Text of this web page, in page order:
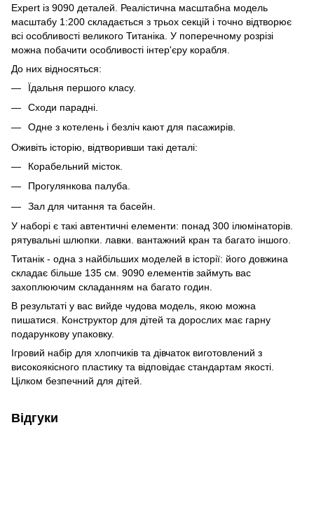
Expert із 9090 деталей. Реалістична масштабна модель
масштабу 1:200 складається з трьох секцій і точно відтворює
всі особливості великого Титаніка. У поперечному розрізі
можна побачити особливості інтер'єру корабля.
До них відносяться:
Їдальня першого класу.
Сходи парадні.
Одне з котелень і безліч кают для пасажирів.
Оживіть історію, відтворивши такі деталі:
Корабельний місток.
Прогулянкова палуба.
Зал для читання та басейн.
У наборі є такі автентичні елементи: понад 300 ілюмінаторів.
рятувальні шлюпки. лавки. вантажний кран та багато іншого.
Титанік - одна з найбільших моделей в історії: його довжина
складає більше 135 см. 9090 елементів займуть вас
захоплюючим складанням на багато годин.
В результаті у вас вийде чудова модель, якою можна
пишатися. Конструктор для дітей та дорослих має гарну
подарункову упаковку.
Ігровий набір для хлопчиків та дівчаток виготовлений з
високоякісного пластику та відповідає стандартам якості.
Цілком безпечний для дітей.
Відгуки